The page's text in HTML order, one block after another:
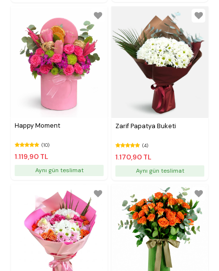
Happy Moment
(10)
1.119,90 TL
Aynı gün teslimat
Zarif Papatya Buketi
(4)
1.170,90 TL
Aynı gün teslimat